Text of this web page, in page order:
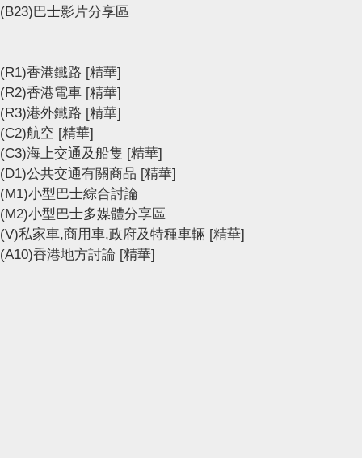
(B23)巴士影片分享區
(R1)香港鐵路 [精華]
(R2)香港電車 [精華]
(R3)港外鐵路 [精華]
(C2)航空 [精華]
(C3)海上交通及船隻 [精華]
(D1)公共交通有關商品 [精華]
(M1)小型巴士綜合討論
(M2)小型巴士多媒體分享區
(V)私家車,商用車,政府及特種車輛 [精華]
(A10)香港地方討論 [精華]